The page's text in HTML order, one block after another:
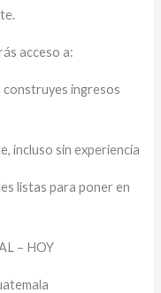
acceso a:
construyes ingresos
incluso sin experiencia
listas para poner en
– HOY